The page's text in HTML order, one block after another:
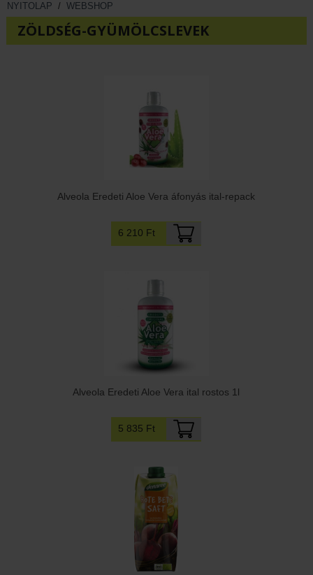
NYITOLAP / WEBSHOP
ZÖLDSÉG-GYÜMÖLCSLEVEK
Alveola Eredeti Aloe Vera áfonyás ital-repack
6 210 Ft
Alveola Eredeti Aloe Vera ital rostos 1l
5 835 Ft